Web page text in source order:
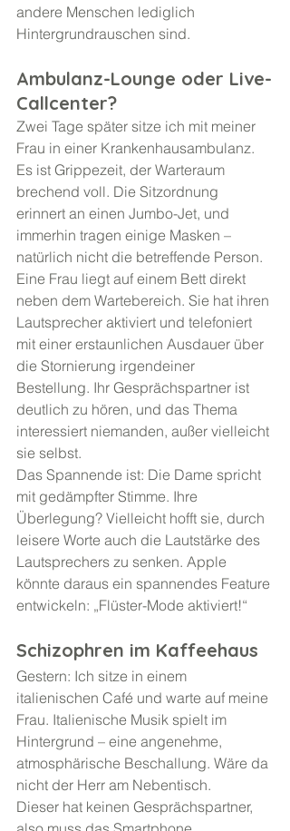
andere Menschen lediglich
Hintergrundrauschen sind.
Ambulanz-Lounge oder Live-
Callcenter?
Zwei Tage später sitze ich mit meiner
Frau in einer Krankenhausambulanz.
Es ist Grippezeit, der Warteraum
brechend voll. Die Sitzordnung
erinnert an einen Jumbo-Jet, und
immerhin tragen einige Masken –
natürlich nicht die betreffende Person.
Eine Frau liegt auf einem Bett direkt
neben dem Wartebereich. Sie hat ihren
Lautsprecher aktiviert und telefoniert
mit einer erstaunlichen Ausdauer über
die Stornierung irgendeiner
Bestellung. Ihr Gesprächspartner ist
deutlich zu hören, und das Thema
interessiert niemanden, außer vielleicht
sie selbst.
Das Spannende ist: Die Dame spricht
mit gedämpfter Stimme. Ihre
Überlegung? Vielleicht hofft sie, durch
leisere Worte auch die Lautstärke des
Lautsprechers zu senken. Apple
könnte daraus ein spannendes Feature
entwickeln: „Flüster-Mode aktiviert!“
Schizophren im Kaffeehaus
Gestern: Ich sitze in einem
italienischen Café und warte auf meine
Frau. Italienische Musik spielt im
Hintergrund – eine angenehme,
atmosphärische Beschallung. Wäre da
nicht der Herr am Nebentisch.
Dieser hat keinen Gesprächspartner,